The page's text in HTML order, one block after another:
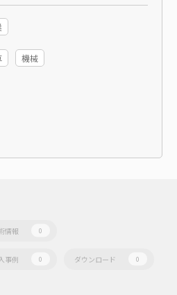
機械
情報 0
事例 0 ダウンロード 0